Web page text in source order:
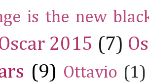
is the new
2015 (7)
(9) Ottavio (1)